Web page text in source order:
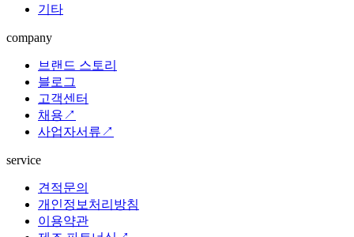
기타
company
브랜드 스토리
블로그
고객센터
채용↗
사업자서류↗
service
견적문의
개인정보처리방침
이용약관